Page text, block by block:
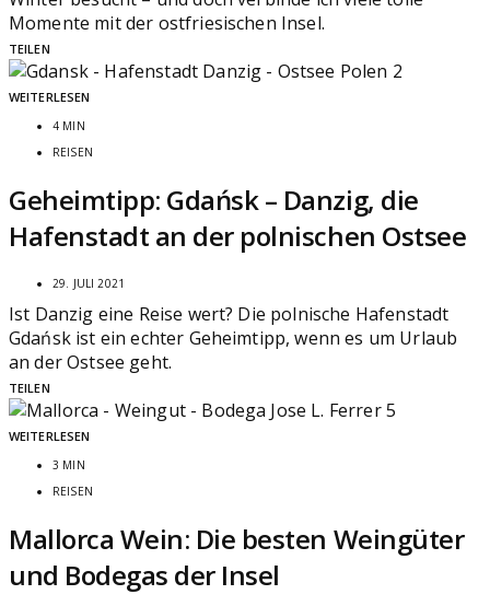
Momente mit der ostfriesischen Insel.
TEILEN
WEITERLESEN
4 MIN
REISEN
Geheimtipp: Gdańsk – Danzig, die
Hafenstadt an der polnischen Ostsee
29. JULI 2021
Ist Danzig eine Reise wert? Die polnische Hafenstadt
Gdańsk ist ein echter Geheimtipp, wenn es um Urlaub
an der Ostsee geht.
TEILEN
WEITERLESEN
3 MIN
REISEN
Mallorca Wein: Die besten Weingüter
und Bodegas der Insel